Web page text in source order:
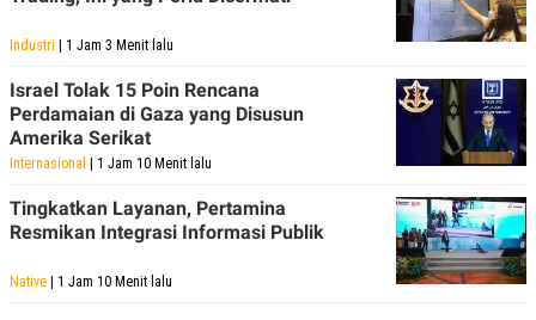
Industri | 1 Jam 3 Menit lalu
Israel Tolak 15 Poin Rencana
Perdamaian di Gaza yang Disusun
Amerika Serikat
Internasional | 1 Jam 10 Menit lalu
Tingkatkan Layanan, Pertamina
Resmikan Integrasi Informasi Publik
Native | 1 Jam 10 Menit lalu